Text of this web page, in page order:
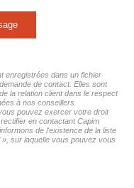
enregistrées dans un fichier
de contact. Elles sont
la relation client dans le respect
à nos conseillers
pouvez exercer votre droit
en contactant Capim
de l'existence de la liste
sur laquelle vous pouvez vous